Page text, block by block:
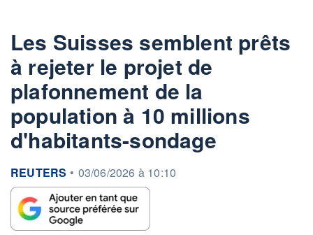
Les Suisses semblent prêts
à rejeter le projet de
plafonnement de la
population à 10 millions
d'habitants-sondage
information fournie par
REUTERS • 03/06/2026 à 10:10